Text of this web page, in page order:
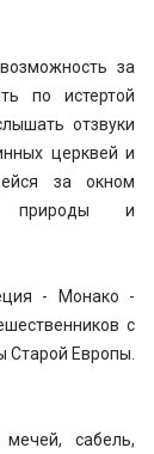
за
по истертой
отзвуки
церквей и
за окном
природы и
- Монако -
с
Европы.
сабель,